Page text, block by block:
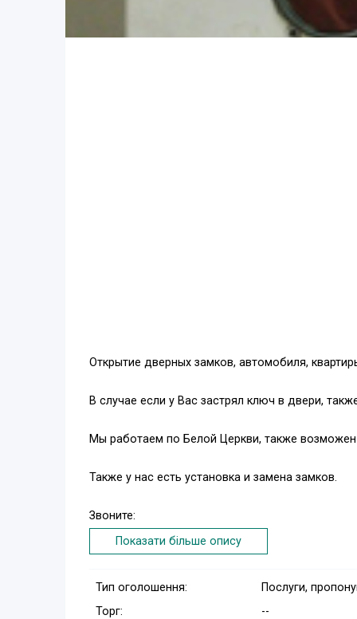
Открытие дверных замков, автомобиля,
В случае если у Вас застрял ключ в двери,
Мы работаем по Белой Церкви, также
Также у нас есть установка и замена замков.
Звоните:
(099) 648-96-66
(063) 848-96-66
Показати більше опису
Тип оголошення:
Послуги,
Торг:
--